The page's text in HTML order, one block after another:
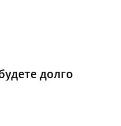
долго